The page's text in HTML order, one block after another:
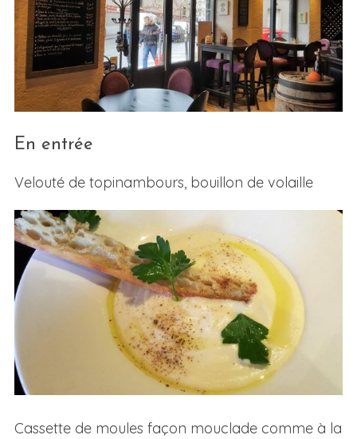
En entrée
Velouté de topinambours, bouillon de volaille
Cassette de moules façon mouclade comme à la